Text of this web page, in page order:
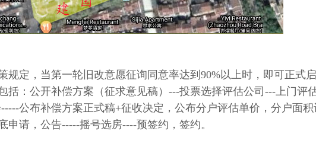
规定，当第一轮旧改意愿征询同意率达到90%以上时，即可正式启
括：公开补偿方案（征求意见稿）---投票选择评估公司---上门评
公布补偿方案正式稿+征收决定，公布分户评估单价，分户面积
申请，公告-----摇号选房----预签约，签约。